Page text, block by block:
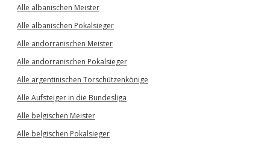
Alle albanischen Meister
Alle albanischen Pokalsieger
Alle andorranischen Meister
Alle andorranischen Pokalsieger
Alle argentinischen Torschützenkönige
Alle Aufsteiger in die Bundesliga
Alle belgischen Meister
Alle belgischen Pokalsieger